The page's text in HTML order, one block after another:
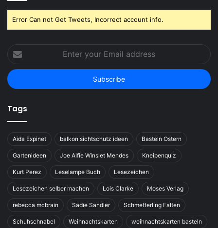
Error Can not Get Tweets, Incorrect account info.
your
Email
address
Tags
Aida Expinet balkon sichtschutz ideen Basteln Ostern
Gartenideen Joe Alfie Winslet Mendes Kneipenquiz
Kurt Perez Leselampe Buch Lesezeichen
Lesezeichen selber machen Lois Clarke Moses Verlag
rebecca mcbrain Sadie Sandler Schmetterling Falten
Schuhschnabel Weihnachtskarten weihnachtskarten basteln